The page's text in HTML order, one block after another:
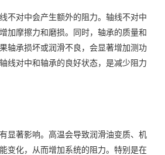
不对中会产生额外的阻力。轴线不对中
加摩擦力和磨损。同时，轴承的质量和
轴承损坏或润滑不良，会显著增加测功
线对中和轴承的良好状态，是减少阻力
显著影响。高温会导致润滑油变质、机
变化，从而增加系统的阻力。特别是在